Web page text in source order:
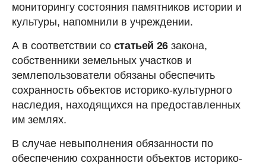
мониторингу состояния памятников истории и
культуры, напомнили в учреждении.
А в соответствии со статьей 26 закона,
собственники земельных участков и
землепользователи обязаны обеспечить
сохранность объектов историко-культурного
наследия, находящихся на предоставленных
им землях.
В случае невыполнения обязанности по
обеспечению сохранности объектов историко-